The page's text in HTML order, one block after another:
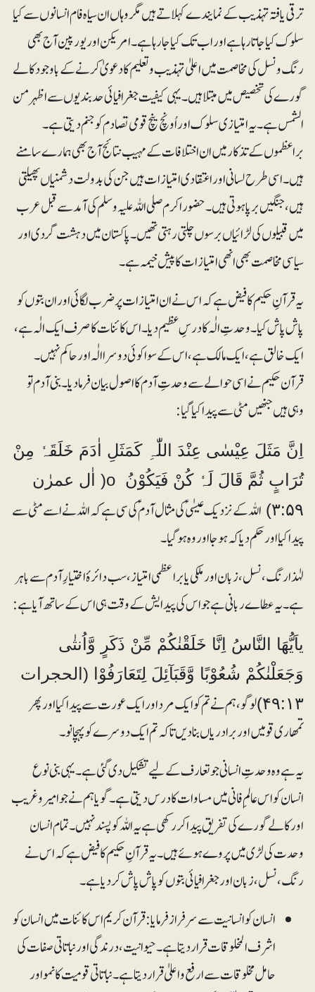
ترقی یافتہ تہذیب کے نمایندے کہلاتے ہیں مگر وہاں ان سیاہ فام انسانوں سے کیا
سلوک کیا جاتا رہا ہے اور اب تک کیا جا رہا ہے۔ امریکن اور یورپین آج بھی
رنگ و نسل کی مخاصمت میں اعلیٰ تہذیب و تعلیم کا دعویٰ کرنے کے باوجود کالے
گورے کی تخصیص میں مبتلا ہیں۔ یہی کیفیت جغرافیائی حدبندیوں سے اظہرمن
الشمس ہے۔ یہ امتیازی سلوک اور اُونچ نیچ قومی تصادم کو جنم دیتی ہے۔
براعظموں کے تذکار میں ان اختلافات کے مہیب نتائج آج بھی ہمارے سامنے
ہیں۔ اسی طرح لسانی اور اعتقادی امتیازات ہیں جن کی بدولت دشمنیاں پھیلتی
ہیں، جنگیں برپا ہوتی ہیں۔ حضور اکرم صلی اللہ علیہ وسلم کی آمد سے قبل عرب
میں قبیلوں کی لڑائیاں برسوں چلتی رہتی تھیں۔ پاکستان میں دہشت گردی اور
سیاسی مخاصمت بھی انھی امتیازات کا پیش خیمہ ہے۔
یہ قرآنِ حکیم کا فیض ہے کہ اس نے ان امتیازات پر ضرب لگائی اور ان بتوں کو
پاش پاش کیا۔ وحدتِ الٰہ کا درسِ عظیم دیا۔ اس کائنات کا صرف ایک الٰہ ہے،
ایک خالق ہے، ایک مالک ہے، اس کے سوا کوئی دوسرا الٰہ اور حاکم نہیں۔
قرآن حکیم نے اسی حوالے سے وحدتِ آدم کا اصول بیان فرما دیا۔ بنی آدم تو
وہی ہیں جنھیں مٹی سے پیدا کیا گیا:
اِنَّ مَثَلَ عِیْسٰی عِنْدَ اللّٰہِ کَمَثَلِ اٰدَمَ خَلَقَہٗ مِنْ
تُرَابٍ ثُمَّ قَالَ لَہٗ کُنْ فَیَکُوْنُ o( اٰل عمرٰن
۳:۵۹) اللہ کے نزدیک عیسٰی ؑکی مثال آدم ؑ کی سی ہے کہ اللہ نے اسے مٹی سے
پیدا کیا اور حکم دیا کہ ہو جا اور وہ ہوگیا۔
لہٰذا رنگ، نسل، زبان اور ملکی یا براعظمی امتیاز، سب دائرۂ اختیارِ آدم سے باہر
ہے۔ یہ عطاے ربانی ہے جو اس کی پیدایش کے وقت ہی اس کے ساتھ آیا ہے:
یاَیُّھَا النَّاسُ اِنَّا خَلَقْنٰکُمْ مِّنْ ذَکَرٍ وَّاُنثٰی
وَجَعَلْنٰکُمْ شُعُوْبًا وَّقَبَآئِلَ لِتَعَارَفُوْا (الحجرات
۴۹:۱۳) لوگو، ہم نے تم کو ایک مرد اور ایک عورت سے پیدا کیا اور پھر
تمھاری قومیں اور برادریاں بنا دیں تاکہ تم ایک دوسرے کو پہچانو۔
یہ ہے وہ وحدتِ انسانی جو تعارف کے لیے تشکیل دی گئی ہے۔ یہی بنی نوع
انسان کو اس عالمِ فانی میں مساوات کا درس دیتی ہے۔ گویا ہم نے جو امیر و غریب
اور کالے گورے کی تفریق پیدا کررکھی ہے یہ اللہ کو پسند نہیں۔ تمام انسان
وحدت کی لڑی میں پروے ہوئے ہیں۔ یہ قرآنِ حکیم کا فیض ہے کہ اس نے
رنگ، نسل، زبان اور جغرافیائی بتوں کو پاش پاش کر دیا ہے۔
انسان کو انسانیت سے سرفراز فرمایا: قرآن کریم اس کائنات میں انسان کو
اشرف المخلوقات قرار دیتا ہے۔ حیوانیت، درندگی اور نباتاتی صفات کی
حامل مخلوقات سے ارفع و اعلیٰ قراردیتا ہے۔ نباتاتی قومیت کا نمو اور